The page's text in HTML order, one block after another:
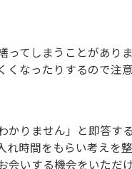
てしまうことがあり
なったりするので注意
かりません」と即答す
れ時間をもらい考えを
会いする機会をいただ